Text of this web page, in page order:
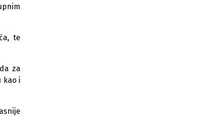
te
za
kao i